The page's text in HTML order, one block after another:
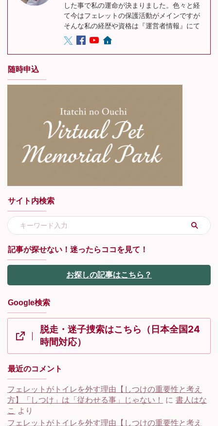
した事で私の運命が決まりました。色々と経
て今はフェレットの保護活動がメインですが
そんな私の経歴や資格は『運営者情報』にて
随時申込
サイト内検索
記事が探せない！迷ったらココを見て！
お探しの記事はこちら？
Google検索
脱走・迷子捜索はこちら（日本全国24
時間対応）
最近のコメント
フェレットがトイレを外す理由【しつけの重要性と考え
方】「しつけ」は「従わせる事」じゃない！
に 書人はな
こ より
フェレットがトイレを外す理由【しつけの重要性と考え